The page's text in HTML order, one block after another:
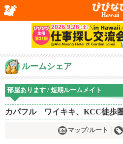
Hawaii
ルームシェア
部屋あります / 短期ルームメイト
カパフル ワイキキ、KCC徒歩
マップ/ルート